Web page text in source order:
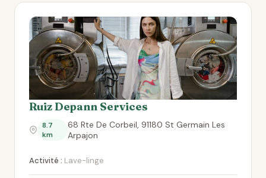
Ruiz Depann Services
8.7
km
68 Rte De Corbeil, 91180 St Germain Les
Arpajon
Activité : Lave-linge